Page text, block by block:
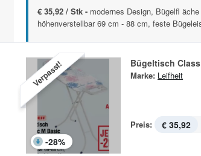
€ 35,92 / Stk - modernes Design, Bügelfl
höhenverstellbar 69 cm - 88 cm, feste
Verpasst!
-28%
Bügeltisch
Marke: Leifheit
Preis: € 35,92